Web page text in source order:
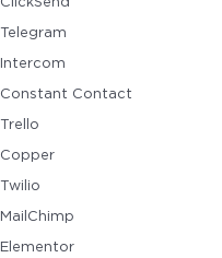
ClickSend
Telegram
Intercom
Constant Contact
Trello
Copper
Twilio
MailChimp
Elementor